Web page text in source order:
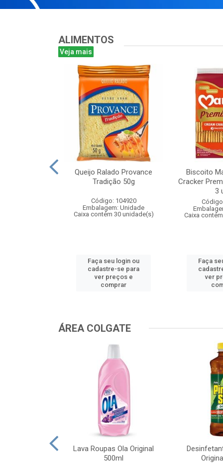
ALIMENTOS
Veja mais
Queijo Ralado Provance
Tradição 50g
Código: 104920
Embalagem: Unidade
Caixa contém 30 unidade(s)
Faça seu login ou
cadastre-se para
ver preços e
comprar
Biscoito
Cracker
3
Caixa
Faça
ver
ÁREA COLGATE
Lava Roupas Ola Original
500ml